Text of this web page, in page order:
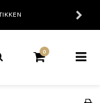
0